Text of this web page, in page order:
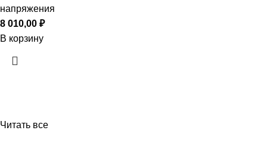
напряжения
8 010,00 ₽
В корзину
Читать все